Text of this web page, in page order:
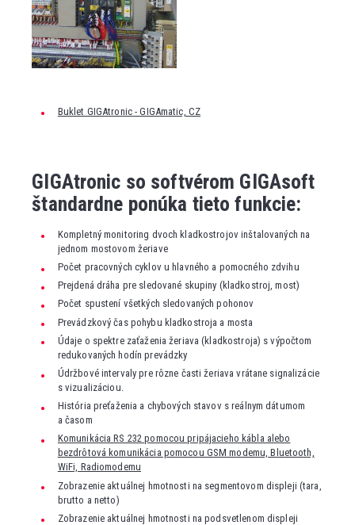
Buklet GIGAtronic - GIGAmatic, CZ
GIGAtronic so softvérom GIGAsoft
štandardne ponúka tieto funkcie:
Kompletný monitoring dvoch kladkostrojov inštalovaných na
jednom mostovom žeriave
Počet pracovných cyklov u hlavného a pomocného zdvihu
Prejdená dráha pre sledované skupiny (kladkostroj, most)
Počet spustení všetkých sledovaných pohonov
Prevádzkový čas pohybu kladkostroja a mosta
Údaje o spektre zaťaženia žeriava (kladkostroja) s výpočtom
redukovaných hodín prevádzky
Údržbové intervaly pre rôzne časti žeriava vrátane signalizácie
s vizualizáciou.
História preťaženia a chybových stavov s reálnym dátumom
a časom
Komunikácia RS 232 pomocou pripájacieho kábla alebo
bezdrôtová komunikácia pomocou GSM modemu, Bluetooth,
WiFi, Radiomodemu
Zobrazenie aktuálnej hmotnosti na segmentovom displeji (tara,
brutto a netto)
Zobrazenie aktuálnej hmotnosti na podsvetlenom displeji